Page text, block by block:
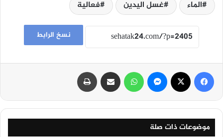
الماء
غسل اليدين فعالية
نسخ الرابط
فيسبوك ماسنجر واتساب مشاركة عبر البريد
موضوعات ذات صلة